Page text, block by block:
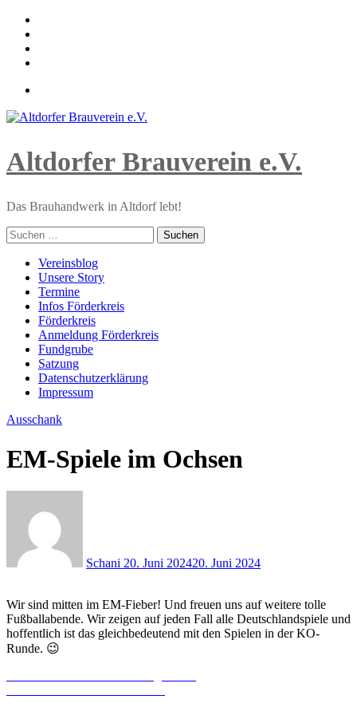
Skip
content
Altdorfer Brauverein e.V.
Das Brauhandwerk in Altdorf lebt!
Suchen
nach:
Primary
Menu
Vereinsblog
Unsere Story
Termine
Infos Förderkreis
Förderkreis
Anmeldung Förderkreis
Fundgrube
Satzung
Datenschutzerklärung
Impressum
Ausschank
EM-Spiele im Ochsen
Schani 20. Juni 202420. Juni 2024
Wir sind mitten im EM-Fieber! Und freuen uns auf weitere tolle
Fußballabende. Wir zeigen auf jeden Fall alle Deutschlandspiele und
hoffentlich ist das gleichbedeutend mit den Spielen in der KO-
Runde. 😉
Beitragsnavigation